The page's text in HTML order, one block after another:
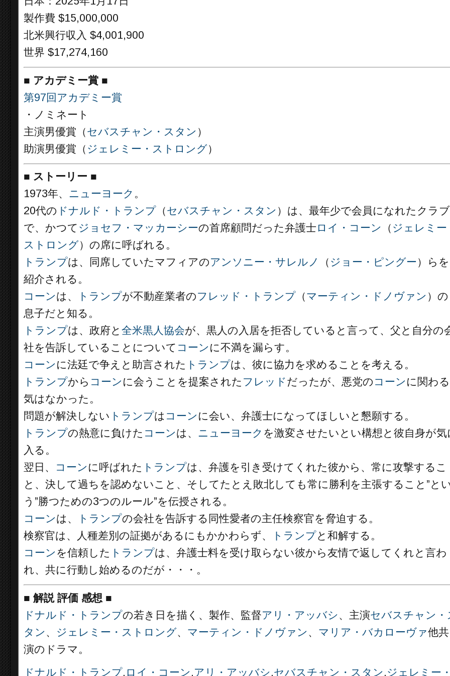
製作費 $15,000,000
北米興行収入 $4,001,900
世界 $17,274,160
■ アカデミー賞 ■
第97回アカデミー賞
・ノミネート
主演男優賞（セバスチャン・スタン ）
助演男優賞（ ジェレミー・ストロング）
■ ストーリー ■
1973年、 ニューヨーク 。
20代の ドナルド・トランプ （セバスチャン・スタン ）は、最年少で会員になれたクラブ
で、かつて ジョセフ・マッカーシーの首席顧問だった弁護士ロイ・コーン （ ジェレミー
ストロング）の席に呼ばれる。
トランプは、同席していたマフィアのアンソニー・サレルノ （ ジョー・ピングー）らを
紹介される。
コーンは、 トランプが不動産業者のフレッド・トランプ （マーティン・ドノヴァン ）の
息子だと知る。
トランプは、政府と 全米黒人協会が、黒人の入居を拒否していると言って、父と自分の
社を告訴していることについて コーン に不満を漏らす。
コーン に法廷で争えと助言された トランプは、彼に協力を求めることを考える。
トランプから コーン に会うことを提案された フレッドだったが、悪党の コーン に関わる
気はなかった。
問題が解決しない トランプは コーン に会い、弁護士になってほしいと懇願する。
トランプの熱意に負けた コーンは、 ニューヨーク を激変させたいとい構想と彼自身が気
入る。
翌日、
コーン に呼ばれた トランプは、弁護を引き受けてくれた彼から、常に攻撃するこ
と、決して過ちを認めないこと、そしてたとえ敗北しても常に勝利を主張すること”と
う”勝つための3つのルール”を伝授される。
コーンは、 トランプの会社を告訴する同性愛者の主任検察官を脅迫する。
検察官は、人種差別の証拠があるにもかかわらず、
トランプと和解する。
コーン を信頼した トランプは、弁護士料を受け取らない彼から友情で返してくれと言わ
れ、共に行動し始めるのだが・・・。
■ 解説 評価 感想 ■
ドナルド・トランプの若き日を描く、製作、監督アリ・アッバシ、主演セバスチャン・
タン 、 ジェレミー・ストロング、 マーティン・ドノヴァン 、 マリア・バカローヴァ他共
演のドラマ。
ドナルド・トランプ, ロイ・コーン ,アリ・アッバシ,セバスチャン・スタン ,ジェレミー・